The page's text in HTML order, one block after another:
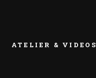
ATELIER & VIDEOS